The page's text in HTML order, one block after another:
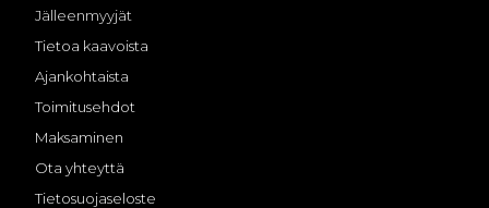
Jälleenmyyjät
Tietoa kaavoista
Ajankohtaista
Toimitusehdot
Maksaminen
Ota yhteyttä
Tietosuojaseloste